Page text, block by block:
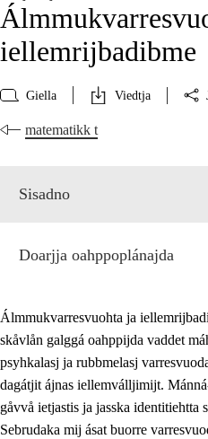
iellemrijbadibme
Giella Viedtja
matematikk t
Sisadno
Doarjja oahppoplánajda
Álmmukvarresvuohta ja
skåvlån galggá oahppijda vaddet
psyhkalasj ja rubbmelasj
dagátjit ájnas iellemválljimijt.
gåvvå ietjastis ja jasska identitiehtta
Sebrudaka mij ásat buorre